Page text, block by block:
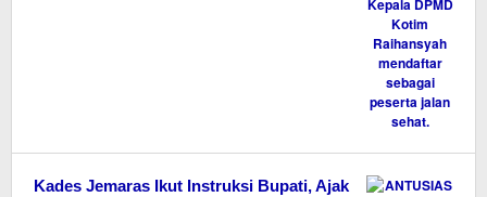
Kades Jemaras Ikut Instruksi Bupati, Ajak